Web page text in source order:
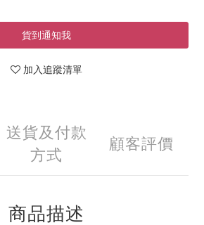
貨到通知我
加入追蹤清單
送貨及付款
方式
顧客評價
商品描述